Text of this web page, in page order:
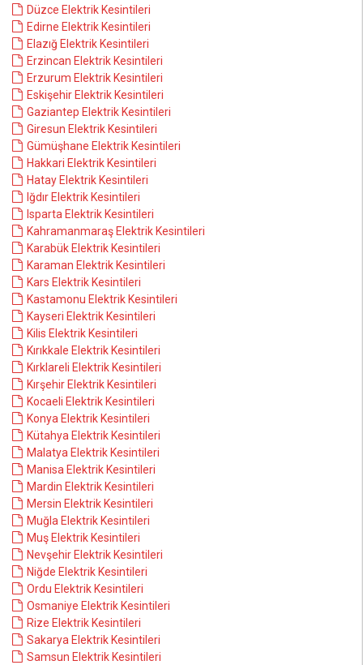
Düzce Elektrik Kesintileri
Edirne Elektrik Kesintileri
Elazığ Elektrik Kesintileri
Erzincan Elektrik Kesintileri
Erzurum Elektrik Kesintileri
Eskişehir Elektrik Kesintileri
Gaziantep Elektrik Kesintileri
Giresun Elektrik Kesintileri
Gümüşhane Elektrik Kesintileri
Hakkari Elektrik Kesintileri
Hatay Elektrik Kesintileri
Iğdır Elektrik Kesintileri
Isparta Elektrik Kesintileri
Kahramanmaraş Elektrik Kesintileri
Karabük Elektrik Kesintileri
Karaman Elektrik Kesintileri
Kars Elektrik Kesintileri
Kastamonu Elektrik Kesintileri
Kayseri Elektrik Kesintileri
Kilis Elektrik Kesintileri
Kırıkkale Elektrik Kesintileri
Kırklareli Elektrik Kesintileri
Kırşehir Elektrik Kesintileri
Kocaeli Elektrik Kesintileri
Konya Elektrik Kesintileri
Kütahya Elektrik Kesintileri
Malatya Elektrik Kesintileri
Manisa Elektrik Kesintileri
Mardin Elektrik Kesintileri
Mersin Elektrik Kesintileri
Muğla Elektrik Kesintileri
Muş Elektrik Kesintileri
Nevşehir Elektrik Kesintileri
Niğde Elektrik Kesintileri
Ordu Elektrik Kesintileri
Osmaniye Elektrik Kesintileri
Rize Elektrik Kesintileri
Sakarya Elektrik Kesintileri
Samsun Elektrik Kesintileri